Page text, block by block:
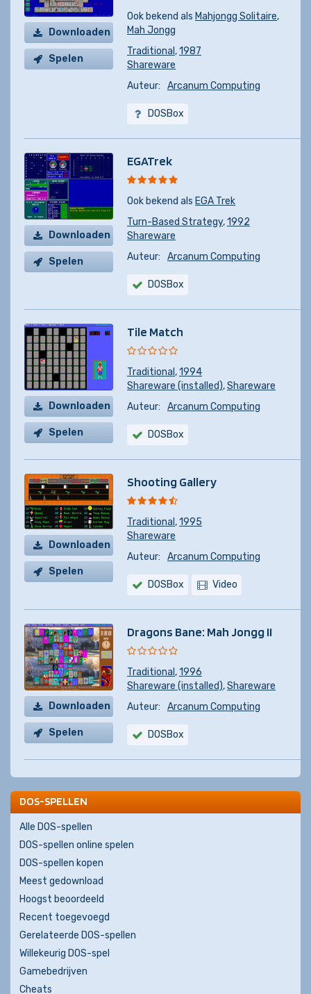
Downloaden
Spelen
Ook bekend als Mahjongg Solitaire,
Mah Jongg
Traditional ,1987
Shareware
Auteur:
Arcanum Computing
DOSBox
Downloaden
Spelen
EGATrek
Ook bekend als EGA Trek
Turn-Based Strategy,1992
Shareware
Auteur:
Arcanum Computing
DOSBox
Downloaden
Spelen
Tile Match
Traditional ,1994
Shareware (installed),Shareware
Auteur:
Arcanum Computing
DOSBox
Downloaden
Spelen
Shooting Gallery
Traditional ,1995
Shareware
Auteur:
Arcanum Computing
DOSBox Video
Downloaden
Spelen
Dragons Bane: Mah Jongg II
Traditional ,1996
Shareware (installed),Shareware
Auteur:
Arcanum Computing
DOSBox
DOS-SPELLEN
Alle DOS-spellen
DOS-spellen online spelen
DOS-spellen kopen
Meest gedownload
Hoogst beoordeeld
Recent toegevoegd
Gerelateerde DOS-spellen
Willekeurig DOS-spel
Gamebedrijven
Cheats